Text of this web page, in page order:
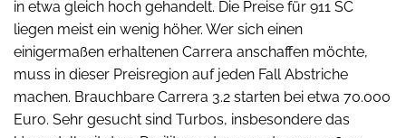
in etwa gleich hoch gehandelt. Die Preise für 911 SC
liegen meist ein wenig höher. Wer sich einen
einigermaßen erhaltenen Carrera anschaffen möchte,
muss in dieser Preisregion auf jeden Fall Abstriche
machen. Brauchbare Carrera 3.2 starten bei etwa 70.000
Euro. Sehr gesucht sind Turbos, insbesondere das